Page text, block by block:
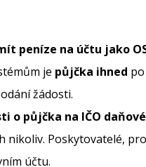
peníze na účtu jako
je půjčka ihned
žádosti.
o půjčka na IČO
nikoliv. Poskytovatelé,
účtu.